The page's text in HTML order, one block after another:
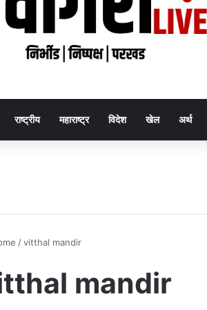
राष्ट्रीय महाराष्ट्र विदेश खेल अर्थ
/vitthal mandir
mandir